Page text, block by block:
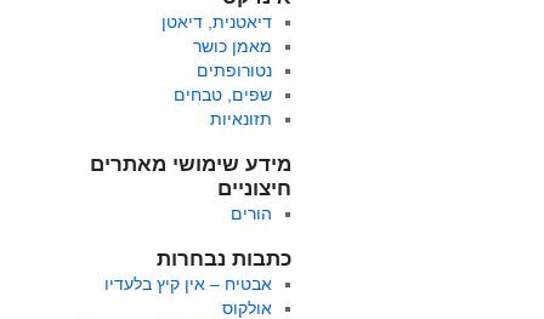
דיאטנית, דיאטן
מאמן כושר
נטורופתים
שפים, טבחים
תזונאיות
מידע שימושי מאתרים
חיצוניים
הורים
כתבות נבחרות
אבטיח – אין קיץ בלעדיו
אולקוס